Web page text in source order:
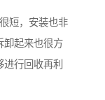
短，安装也非
卸起来也很方
行回收再利